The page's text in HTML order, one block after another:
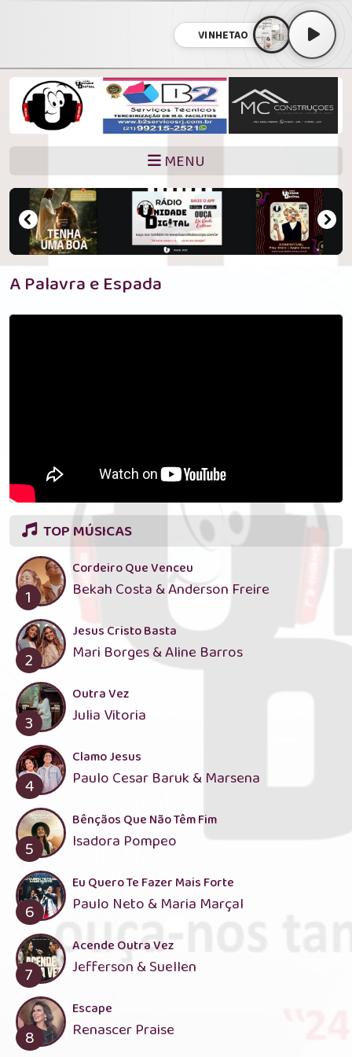
VINHETAO
MENU
A Palavra e Espada
TOP MÚSICAS
1
Cordeiro Que Venceu
Bekah Costa & Anderson Freire
2
Jesus Cristo Basta
Mari Borges & Aline Barros
3
Outra Vez
Julia Vitoria
4
Clamo Jesus
Paulo Cesar Baruk & Marsena
5
Bênçãos Que Não Têm Fim
Isadora Pompeo
6
Eu Quero Te Fazer Mais Forte
Paulo Neto & Maria Marçal
7
Acende Outra Vez
Jefferson & Suellen
8
Escape
Renascer Praise